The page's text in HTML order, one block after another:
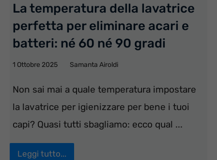
La temperatura della lavatrice
perfetta per eliminare acari e
batteri: né 60 né 90 gradi
1 Ottobre 2025 Samanta Airoldi
Non sai mai a quale temperatura impostare
la lavatrice per igienizzare per bene i tuoi
capi? Quasi tutti sbagliamo: ecco qual ...
Leggi tutto...